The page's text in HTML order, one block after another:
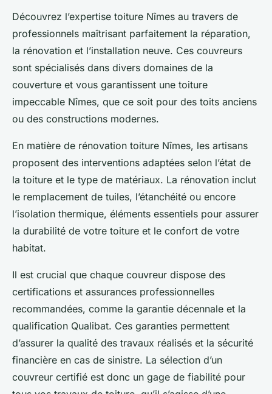
Découvrez l’expertise toiture Nîmes au travers de
professionnels maîtrisant parfaitement la réparation,
la rénovation et l’installation neuve. Ces couvreurs
sont spécialisés dans divers domaines de la
couverture et vous garantissent une toiture
impeccable Nîmes, que ce soit pour des toits anciens
ou des constructions modernes.
En matière de rénovation toiture Nîmes, les artisans
proposent des interventions adaptées selon l’état de
la toiture et le type de matériaux. La rénovation inclut
le remplacement de tuiles, l’étanchéité ou encore
l’isolation thermique, éléments essentiels pour assurer
la durabilité de votre toiture et le confort de votre
habitat.
Il est crucial que chaque couvreur dispose des
certifications et assurances professionnelles
recommandées, comme la garantie décennale et la
qualification Qualibat. Ces garanties permettent
d’assurer la qualité des travaux réalisés et la sécurité
financière en cas de sinistre. La sélection d’un
couvreur certifié est donc un gage de fiabilité pour